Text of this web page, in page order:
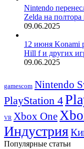
Nintendo
Zelda на полтора
09.06.2025
12 июня Konami
Hill f и других
09.06.2025
gamescom Nintendo
PlayStation 4
VR Xbox One
Индустрия
Популярные статьи